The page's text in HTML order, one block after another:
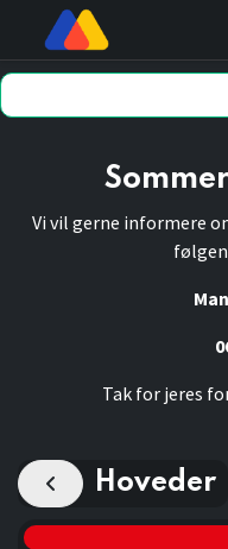
Vi vil gerne informere
Tak for jeres
Hoveder